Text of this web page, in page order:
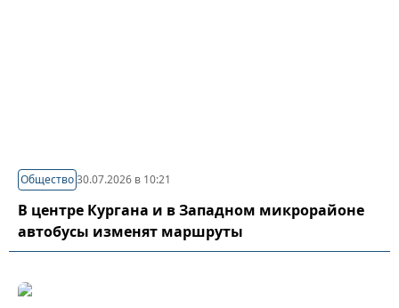
Общество30.07.2026 в 10:21
В центре Кургана и в Западном микрорайоне
автобусы изменят маршруты